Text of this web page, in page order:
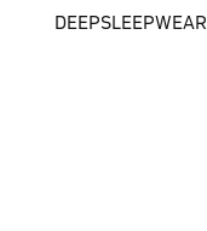
DEEPSLEEPWEAR